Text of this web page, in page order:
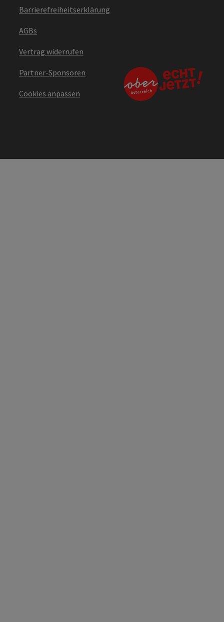
Barrierefreiheitserklärung
AGBs
Vertrag widerrufen
Partner-Sponsoren
Cookies anpassen